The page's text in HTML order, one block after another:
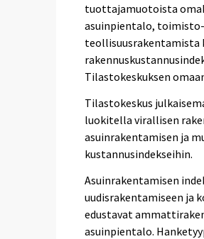
tuottajamuotoista
asuinpientalo,
teollisuusrakentamista
Tilastokeskuksen
Tilastokeskus
luokitella virallisen
asuinrakentamisen ja
kustannusindekseihin.
Asuinrakentamisen
uudisrakentamiseen ja
edustavat
asuinpientalo.